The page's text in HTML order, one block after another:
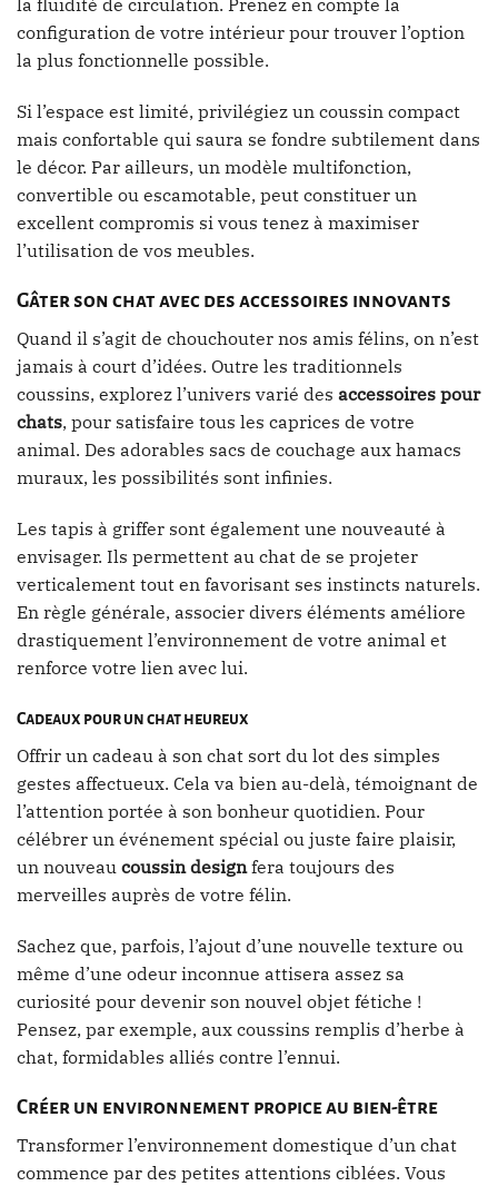
la fluidité de circulation. Prenez en compte la
configuration de votre intérieur pour trouver l’option
la plus fonctionnelle possible.
Si l’espace est limité, privilégiez un coussin compact
mais confortable qui saura se fondre subtilement dans
le décor. Par ailleurs, un modèle multifonction,
convertible ou escamotable, peut constituer un
excellent compromis si vous tenez à maximiser
l’utilisation de vos meubles.
Gâter son chat avec des accessoires innovants
Quand il s’agit de chouchouter nos amis félins, on n’est
jamais à court d’idées. Outre les traditionnels
coussins, explorez l’univers varié des accessoires pour
chats, pour satisfaire tous les caprices de votre
animal. Des adorables sacs de couchage aux hamacs
muraux, les possibilités sont infinies.
Les tapis à griffer sont également une nouveauté à
envisager. Ils permettent au chat de se projeter
verticalement tout en favorisant ses instincts naturels.
En règle générale, associer divers éléments améliore
drastiquement l’environnement de votre animal et
renforce votre lien avec lui.
Cadeaux pour un chat heureux
Offrir un cadeau à son chat sort du lot des simples
gestes affectueux. Cela va bien au-delà, témoignant de
l’attention portée à son bonheur quotidien. Pour
célébrer un événement spécial ou juste faire plaisir,
un nouveau coussin designfera toujours des
merveilles auprès de votre félin.
Sachez que, parfois, l’ajout d’une nouvelle texture ou
même d’une odeur inconnue attisera assez sa
curiosité pour devenir son nouvel objet fétiche !
Pensez, par exemple, aux coussins remplis d’herbe à
chat, formidables alliés contre l’ennui.
Créer un environnement propice au bien-être
Transformer l’environnement domestique d’un chat
commence par des petites attentions ciblées. Vous